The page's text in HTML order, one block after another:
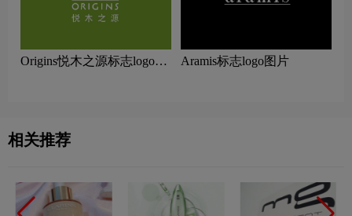
Origins悦木之源标志logo图
Aramis标志logo图片
相关推荐